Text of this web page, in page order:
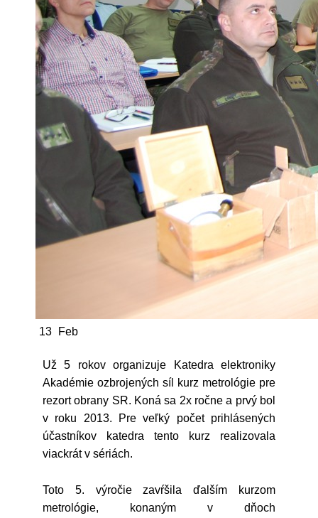
13 Feb
Už 5 rokov organizuje Katedra elektroniky
Akadémie ozbrojených síl kurz metrológie pre
rezort obrany SR. Koná sa 2x ročne a prvý bol
v roku 2013. Pre veľký počet prihlásených
účastníkov katedra tento kurz realizovala
viackrát v sériách.
Toto 5. výročie zavŕšila ďalším kurzom
metrológie, konaným v dňoch